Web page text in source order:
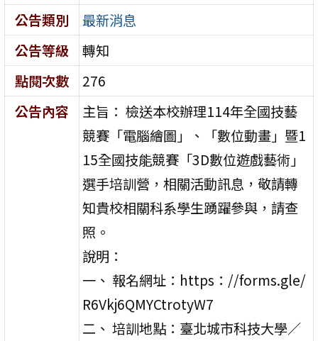
公告類別
最新消息
公告等級
轉知
點閱次數
276
公告內容
主旨： 檢送本校辦理114年全國技藝
競賽「電腦繪圖」、「數位動畫」暨1
15全國技能競賽「3D數位遊戲藝術」
選手培訓營，相關活動訊息，敬請轉
知貴校相關科系學生踴躍參與，請查
照。
說明：
一、 報名網址：https：//forms.gle/
R6Vkj6QMYCtrotyW7
二、 培訓地點：臺北城市科技大學／